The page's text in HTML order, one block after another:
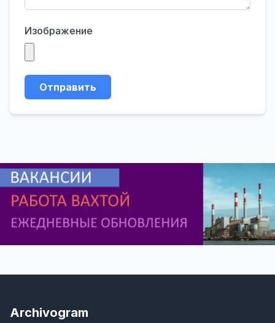
Изображение
Отправить
Archivogram